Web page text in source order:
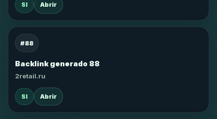
SI Abrir
#88
Backlink generado 88
2retail.ru
SI Abrir